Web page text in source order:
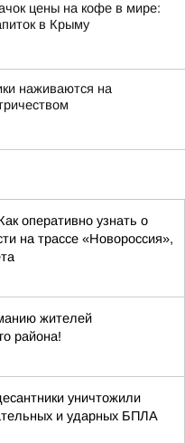
цены на кофе в мире:
в Крыму
наживаются на
оперативно узнать о
на трассе «Новороссия»,
жителей
района!
уничтожили
и ударных БПЛА